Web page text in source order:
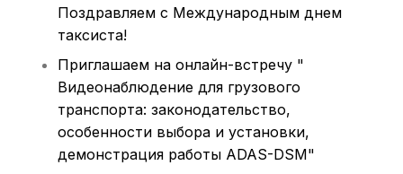
Поздравляем с Международным днем
таксиста!
Приглашаем на онлайн-встречу "
Видеонаблюдение для грузового
транспорта: законодательство,
особенности выбора и установки,
демонстрация работы ADAS-DSM"